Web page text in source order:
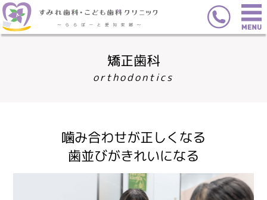
矯正歯科
orthodontics
噛み合わせが正しくなる
歯並びがきれいになる